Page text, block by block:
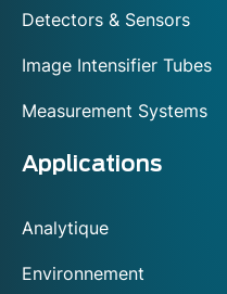
Detectors & Sensors
Image Intensifier Tubes
Measurement Systems
Applications
Analytique
Environnement